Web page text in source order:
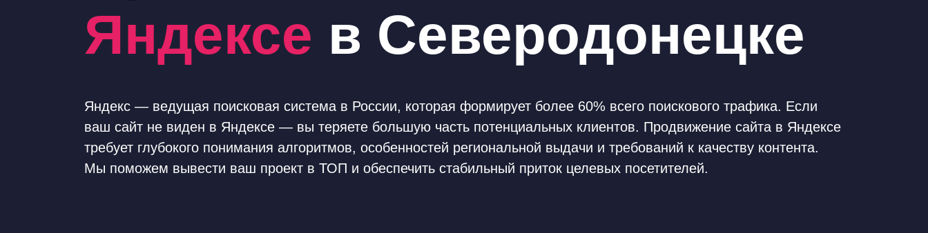
Яндексе в Северодонецке
Яндекс — ведущая поисковая система в России, которая формирует более 60% всего поискового трафика. Если
ваш сайт не виден в Яндексе — вы теряете большую часть потенциальных клиентов. Продвижение сайта в Яндексе
требует глубокого понимания алгоритмов, особенностей региональной выдачи и требований к качеству контента.
Мы поможем вывести ваш проект в ТОП и обеспечить стабильный приток целевых посетителей.